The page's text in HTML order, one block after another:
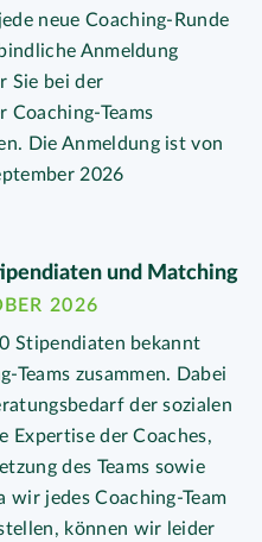
neue Coaching-Runde
Anmeldung
Sie bei der
Coaching-Teams
Die Anmeldung ist von
2026
und Matching
2026
Stipendiaten bekannt
Teams zusammen. Dabei
der sozialen
Expertise der Coaches,
des Teams sowie
wir jedes Coaching-Team
können wir leider